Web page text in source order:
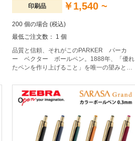
印刷品 ￥1,540 ~
200 個の場合 (税込)
最低ご注文数： 1 個
品質と信頼、それがこのPARKER パーカ
ー ベクター ボールペン。1888年、「優れ
たペンを作り上げること」を唯一の望みとし
ードし、歴史に残るセンセーショナルな筆記
具を生みだしてきた実績から「世界で最も愛
されるペン」と称されています。こちらのベ
ンで記念品やお祝いのビジネスギフトとして
人気のシリーズです。